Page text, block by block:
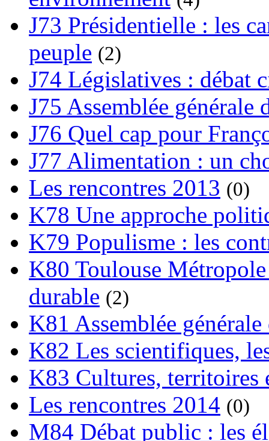
J73 Présidentielle : les
peuple (2)
J74 Législatives : débat
J75 Assemblée générale
J76 Quel cap pour
J77 Alimentation : un
Les rencontres 2013 (0)
K78 Une approche
K79 Populisme : les
K80 Toulouse
durable (2)
K81 Assemblée
K82 Les scientifiques,
K83 Cultures, territoires
Les rencontres 2014 (0)
M84 Débat public : les